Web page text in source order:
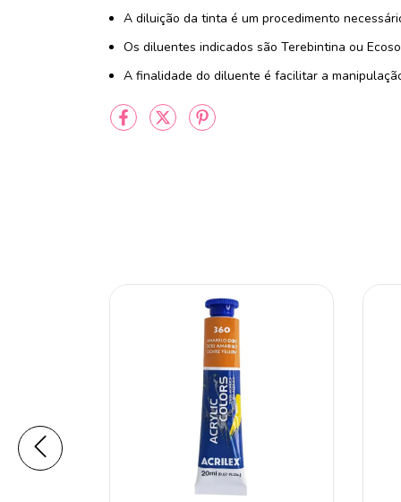
A diluição da tinta é um procedimento
Os diluentes indicados são Terebintina ou
A finalidade do diluente é facilitar a